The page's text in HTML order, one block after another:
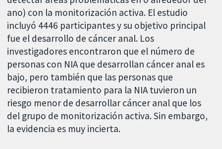
ano) con la monitorización activa. El estudio
incluyó 4446 participantes y su objetivo principal
fue el desarrollo de cáncer anal. Los
investigadores encontraron que el número de
personas con NIA que desarrollan cáncer anal es
bajo, pero también que las personas que
recibieron tratamiento para la NIA tuvieron un
riesgo menor de desarrollar cáncer anal que los
del grupo de monitorización activa. Sin embargo,
la evidencia es muy incierta.